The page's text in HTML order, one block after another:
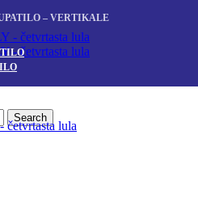
– VERTIKALE
Search
četvrtasta lula